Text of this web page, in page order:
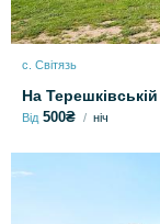
с. Світязь
На Терешківській
Від 500₴ ніч